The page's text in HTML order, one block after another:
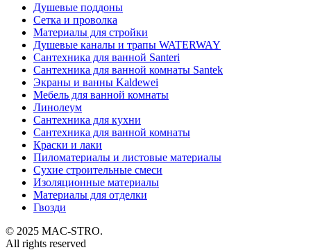
Душевые поддоны
Сетка и проволка
Материалы для стройки
Душевые каналы и трапы WATERWAY
Сантехника для ванной Santeri
Сантехника для ванной комнаты Santek
Экраны и ванны Kaldewei
Мебель для ванной комнаты
Линолеум
Сантехника для кухни
Сантехника для ванной комнаты
Краски и лаки
Пиломатериалы и листовые материалы
Сухие строительные смеси
Изоляционные материалы
Материалы для отделки
Гвозди
© 2025 MAC-STRO.
All rights reserved